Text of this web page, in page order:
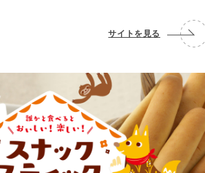
サイトを見る